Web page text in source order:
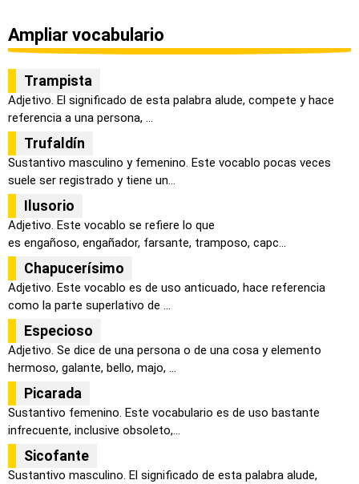
Ampliar vocabulario
Trampista
Adjetivo. El significado de esta palabra alude, compete y hace
referencia a una persona, ...
Trufaldín
Sustantivo masculino y femenino. Este vocablo pocas veces
suele ser registrado y tiene un...
Ilusorio
Adjetivo. Este vocablo se refiere lo que
es engañoso, engañador, farsante, tramposo, capc...
Chapucerísimo
Adjetivo. Este vocablo es de uso anticuado, hace referencia
como la parte superlativo de ...
Especioso
Adjetivo. Se dice de una persona o de una cosa y elemento
hermoso, galante, bello, majo, ...
Picarada
Sustantivo femenino. Este vocabulario es de uso bastante
infrecuente, inclusive obsoleto,...
Sicofante
Sustantivo masculino. El significado de esta palabra alude,